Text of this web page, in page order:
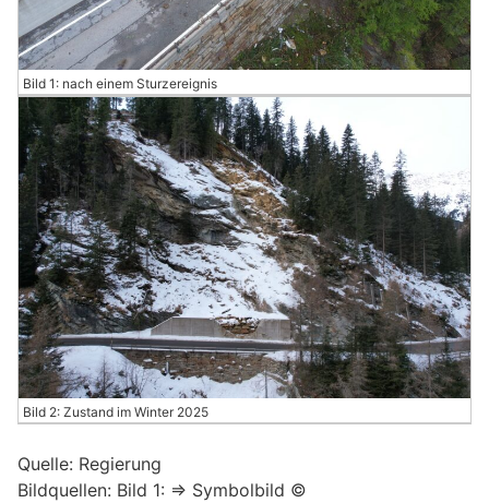
Bild 1: nach einem Sturzereignis
Bild 2: Zustand im Winter 2025
Quelle: Regierung
Bildquellen: Bild 1: => Symbolbild ©